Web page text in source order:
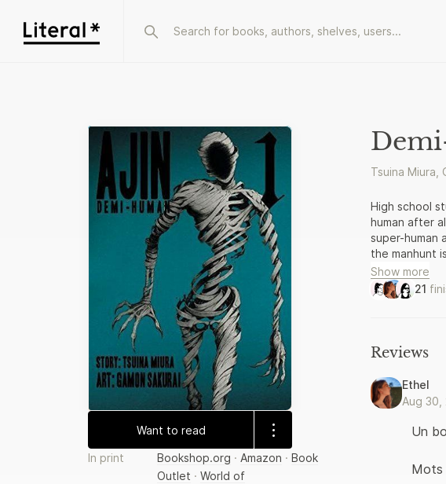
Want to read
In print Bookshop.org · Amazon · Book
Outlet · World of
Tsuina Miura
High school
human after
super-human
the manhunt
they prepare
Show more
21
Reviews
Ethel
Aug 30,
Un
Mots